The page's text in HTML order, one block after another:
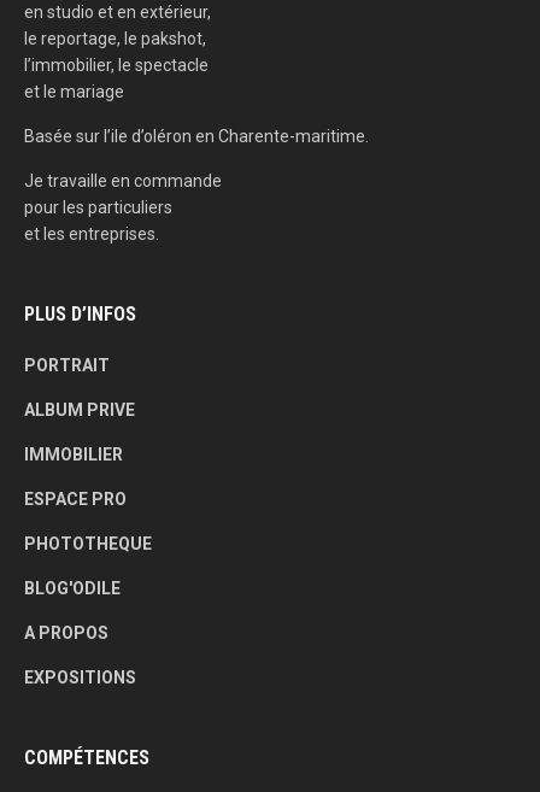
en studio et en extérieur,
le reportage, le pakshot,
l’immobilier, le spectacle
et le mariage
Basée sur l’ile d’oléron en Charente-maritime.
Je travaille en commande
pour les particuliers
et les entreprises.
PLUS D’INFOS
PORTRAIT
ALBUM PRIVE
IMMOBILIER
ESPACE PRO
PHOTOTHEQUE
BLOG'ODILE
A PROPOS
EXPOSITIONS
COMPÉTENCES